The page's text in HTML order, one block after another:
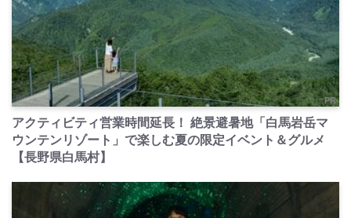
PR
アクティビティ営業時間延長！ 絶景避暑地「白馬岩岳マ
ウンテンリゾート」で楽しむ夏の限定イベント＆グルメ
【長野県白馬村】